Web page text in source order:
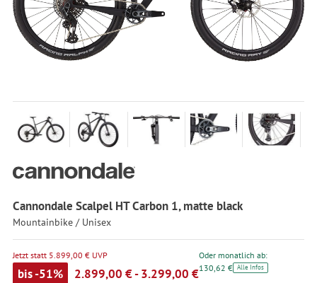
Cannondale Scalpel HT Carbon 1, matte black
Mountainbike / Unisex
Jetzt statt 5.899,00 € UVP
bis -51% 2.899,00 € - 3.299,00 €
Oder monatlich ab:
130,62 € Alle Infos